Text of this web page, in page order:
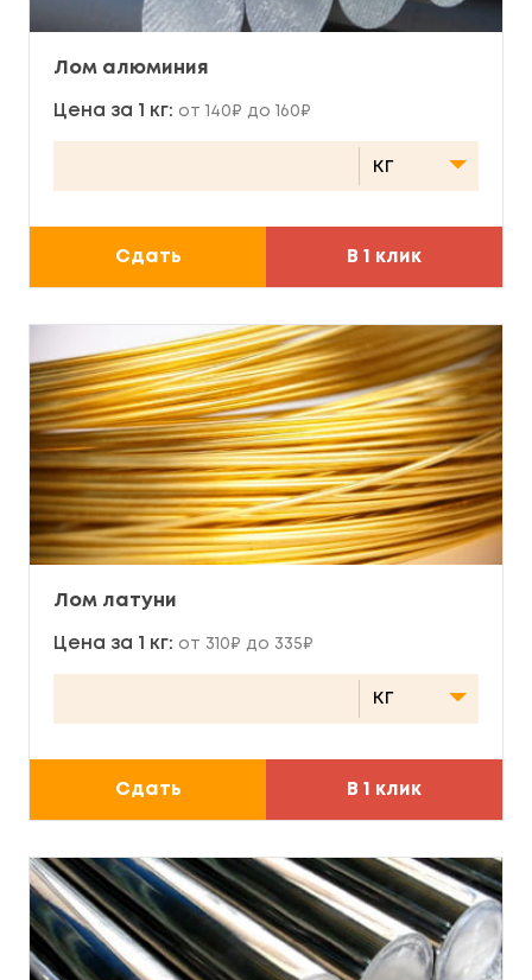
Лом алюминия
Цена за 1 кг: от 140₽ до 160₽
Сдать В 1 клик
Лом латуни
Цена за 1 кг: от 310₽ до 335₽
Сдать В 1 клик